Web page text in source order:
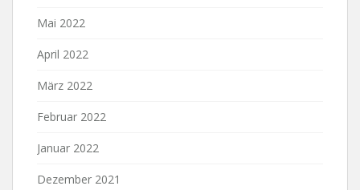
Mai 2022
April 2022
März 2022
Februar 2022
Januar 2022
Dezember 2021